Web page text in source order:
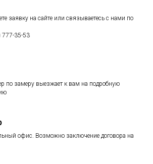
заявку на сайте или связываетесь с нами по
777-35-53
по замеру выезжает к вам на подробную
офис. Возможно заключение договора на